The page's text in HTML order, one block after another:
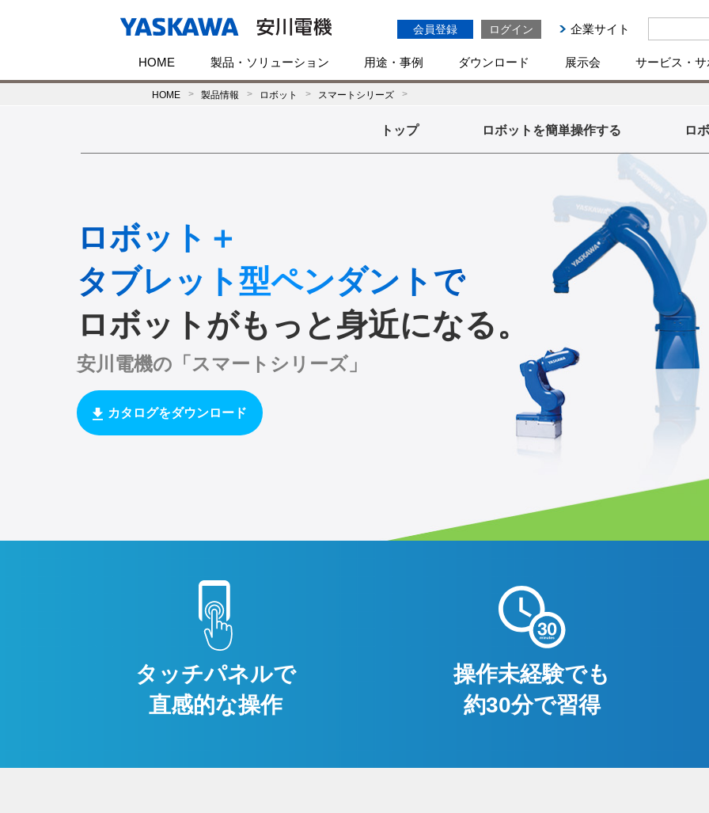
会員登録 ログイン 企業サイト
HOME 製品・ソリューション 用途・事例 ダウンロード 展示会 サービス・
HOME 製品情報 ロボット スマートシリーズ
トップ ロボットを簡単操作する ロ
ロボット＋
タブレット型ペンダントで
ロボットがもっと身近になる。
安川電機の「スマートシリーズ」
カタログをダウンロード
タッチパネルで
直感的な操作
操作未経験でも
約30分で習得